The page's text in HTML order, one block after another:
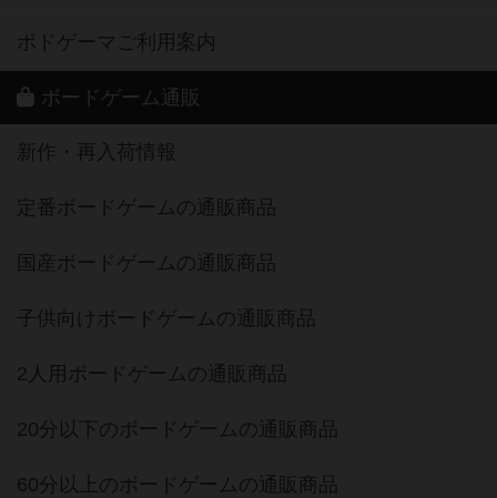
ボドゲーマご利用案内
ボードゲーム通販
新作・再入荷情報
定番ボードゲームの通販商品
国産ボードゲームの通販商品
子供向けボードゲームの通販商品
2人用ボードゲームの通販商品
20分以下のボードゲームの通販商品
60分以上のボードゲームの通販商品